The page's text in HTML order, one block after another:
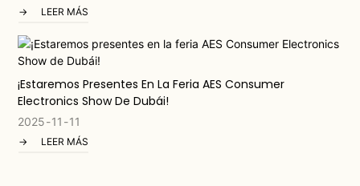
LEER MÁS
¡Estaremos Presentes En La Feria AES Consumer
Electronics Show De Dubái!
2025 11 11
LEER MÁS